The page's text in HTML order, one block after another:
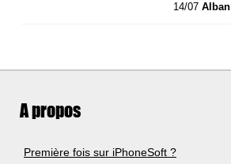
14/07Alban
A propos
Première fois sur iPhoneSoft ?